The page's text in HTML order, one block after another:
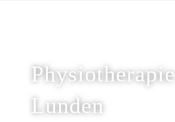
Physiotherapie
Lunden